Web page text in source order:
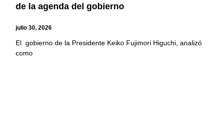
de la agenda del gobierno
julio 30, 2026
El gobierno de la Presidente Keiko Fujimori Higuchi, analizó
como